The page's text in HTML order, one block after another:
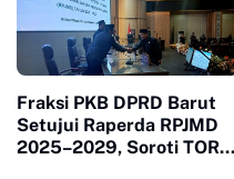
Fraksi PKB DPRD Barut
Setujui Raperda RPJMD
2025–2029, Soroti TORA